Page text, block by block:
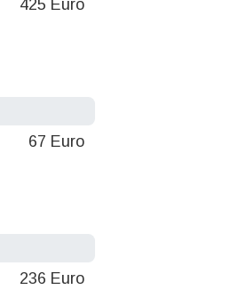
425 Euro
67 Euro
236 Euro